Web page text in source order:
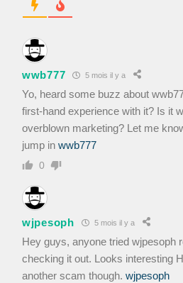
wwb777 5 mois il y a
Yo, heard some buzz about
first-hand experience with it? Is it
overblown marketing? Let me
jump in wwb777
0
wjpesoph 5 mois il y a
Hey guys, anyone tried wjpesoph
checking it out. Looks interesting
another scam though. wjpesoph